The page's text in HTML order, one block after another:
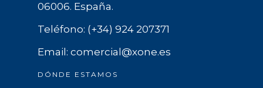
06006. España.
Teléfono: (+34) 924 207371
Email: comercial@xone.es
DÓNDE ESTAMOS